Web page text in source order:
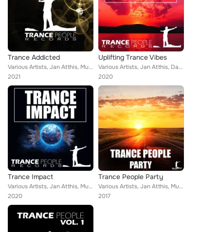
Trance Addicted
Various Artists, Jan Atthis, Musu DJ, Hiromori Aso, Anthrex, Arsen Gold, New Earth, Air Project, Psychonaut, Gagi, Henrik Nilsso...
2021
Uplifting Trance Vibes
Various Artists, Jan Atthis, Dan Schneider, Nord Horizon, Anthrex, Arsen Gold, ProjectH, New Earth, Air Project, Deki, Robert Co...
2020
Trance Impact
Various Artists, Jan Atthis, Musu DJ, Hiromori Aso, Arsen Gold, Anthrex, Rasec, New Earth, Air Project, Psychonaut, Gagi, Henrik...
2020
Trance People Party
Various Artists, Jan Atthis, Musu DJ, Hiromori Aso, Anthrex, Arsen Gold, New Earth, Air Project, Psychonaut, Gagi, Hamza Messaou...
2017